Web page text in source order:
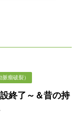
瘤破裂）
終了～＆昔の持